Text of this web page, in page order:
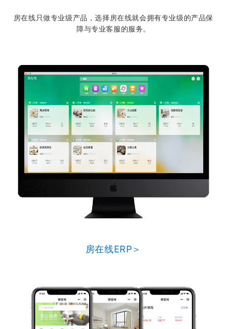
房在线只做专业级产品，选择房在线就会拥有专业级的产品保
障与专业客服的服务。
房在线ERP＞